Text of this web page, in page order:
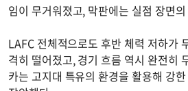
임이 무거워졌고, 막판에는 실점 장면
LAFC 전체적으로도 후반 체력 저하가
격히 떨어졌고, 경기 흐름 역시 완전히
카는 고지대 특유의 환경을 활용해 강